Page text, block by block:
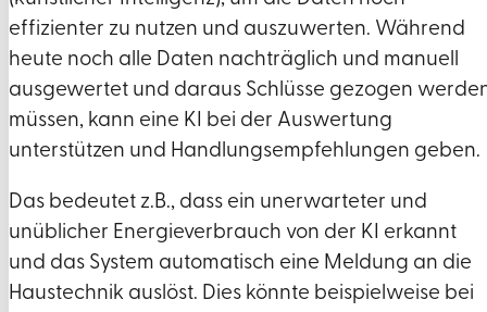
effizienter zu nutzen und auszuwerten. Während
heute noch alle Daten nachträglich und manuell
ausgewertet und daraus Schlüsse gezogen
müssen, kann eine KI bei der Auswertung
unterstützen und Handlungsempfehlungen geben.
Das bedeutet z.B., dass ein unerwarteter und
unüblicher Energieverbrauch von der KI erkannt
und das System automatisch eine Meldung an die
Haustechnik auslöst. Dies könnte beispielweise bei